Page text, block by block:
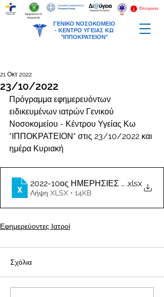
ΓΕΝΙΚΟ ΝΟΣΟΚΟΜΕΙΟ
- ΚΕΝΤΡΟ ΥΓΕΙΑΣ ΚΩ
"ΙΠΠΟΚΡΑΤΕΙΟΝ"
Επείγοντα
Εφημερεύοντα
Φαρμακεία
23/10/2022
21 Οκτ 2022
Πρόγραμμα εφημερευόντων
ειδικευμένων ιατρών Γενικού
Νοσοκομείου - Κέντρου Υγείας Κω
"ΙΠΠΟΚΡΑΤΕΙΟΝ" στις 23/10/2022 και
ημέρα Κυριακή
2022-10ος ΗΜΕΡΗΣΙΕΣ .xlsx
Λήψη XLSX • 14KB
Εφημερεύοντες Ιατροί
Σχόλια